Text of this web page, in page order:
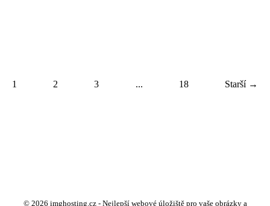
1 2 3 ... 18 Starší →
© 2026 imghosting.cz - Nejlepší webové úložiště pro vaše obrázky a